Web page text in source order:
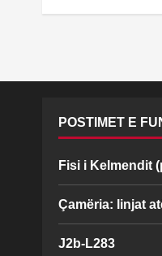
POSTIMET E
Fisi i Kelmendit
Çamëria: linjat
J2b-L283